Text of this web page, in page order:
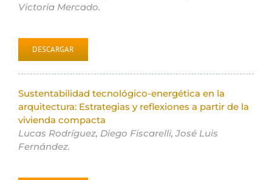
Victoria Mercado.
DESCARGAR
Sustentabilidad tecnológico-energética en la
arquitectura: Estrategias y reflexiones a partir de la
vivienda compacta
Lucas Rodríguez, Diego Fiscarelli, José Luis
Fernández.